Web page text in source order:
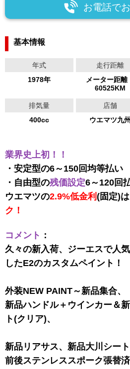
お電話で
基本情報
年式
1978年
走行距離
メーター距離
60525KM
排気量
400cc
店舗
ウエマツ九州
業界史上初！！
・安定型の6～150回均等払い
・自由型の残価設定6～120回
ウエマツの2.9%低金利 (固定)
ク！
コメント ：
久々の新入荷、ジーエスで人
したE2のカスタムペイント！
外装NEW PAINT～新品集合、
新品ハンドル＋ウインカー＆
ト(クリア)、
新品リアサス、新品大川シート
前後ステンレススポーク張替